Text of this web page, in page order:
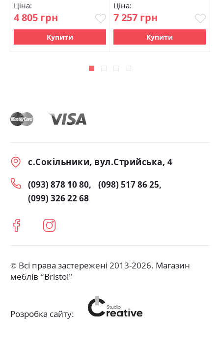
Ціна:
4 805 грн
Купити
Ціна:
7 257 грн
Купити
с.Сокільники, вул.Стрийська, 4
(093) 878 10 80
(098) 517 86 25
(099) 326 22 68
© Всі права застережені 2013-2026. Магазин
меблів “Bristol”
Розробка сайту: